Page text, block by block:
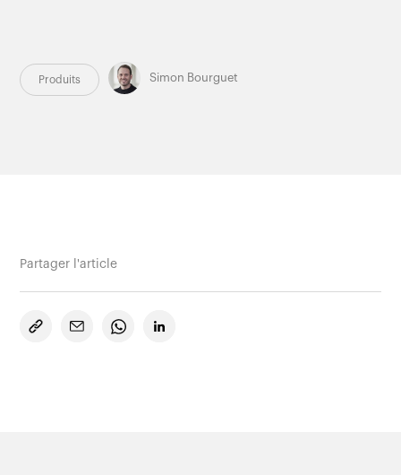
Produits
Produits Simon Bourguet
Partager l'article